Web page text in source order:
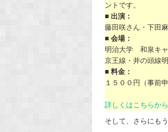
ントです。
■ 出演：
藤田咲さん・下田
■ 会場：
明治大学 和泉キ
京王線・井の頭線
■ 料金：
１５００円（事前
詳しくはこちらか
そして、さらにも